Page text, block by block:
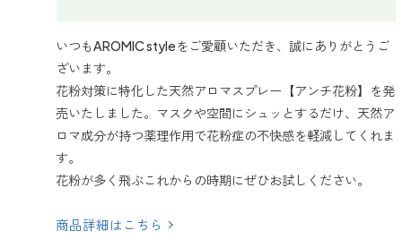
いつもAROMIC styleをご愛顧いただき、誠にありがとうご
ざいます。
花粉対策に特化した天然アロマスプレー【アンチ花粉】を発
売いたしました。マスクや空間にシュッとするだけ、天然ア
ロマ成分が持つ薬理作用で花粉症の不快感を軽減してくれま
す。
花粉が多く飛ぶこれからの時期にぜひお試しください。
商品詳細はこちら